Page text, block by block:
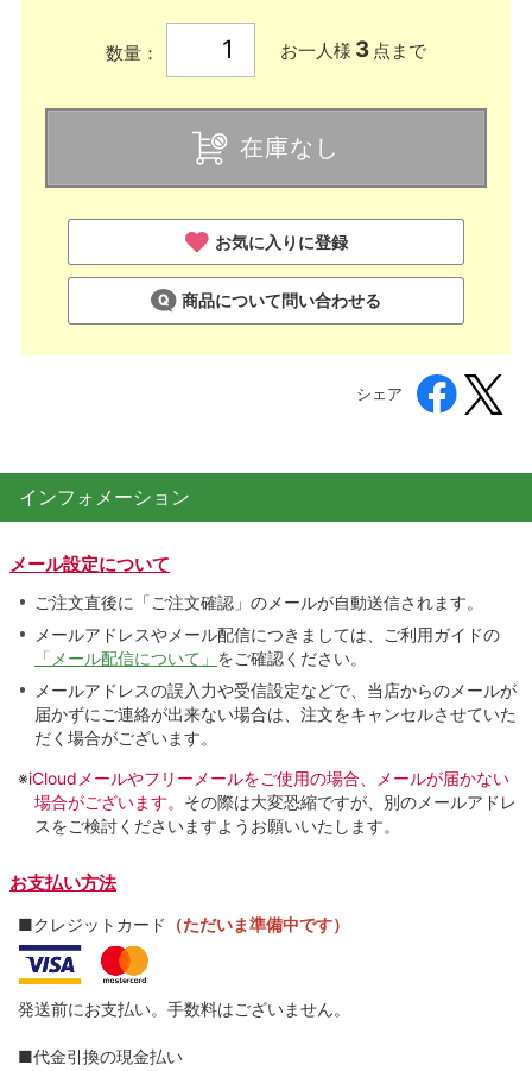
数量： お一人様 3 点まで
在庫なし
お気に入りに登録
商品について問い合わせる
シェア
インフォメーション
メール設定について
ご注文直後に「ご注文確認」のメールが自動送信されます。
メールアドレスやメール配信につきましては、ご利用ガイドの
「メール配信について」 をご確認ください。
メールアドレスの誤入力や受信設定などで、当店からのメールが
届かずにご連絡が出来ない場合は、注文をキャンセルさせていた
だく場合がございます。
※iCloudメールやフリーメールをご使用の場合、メールが届かない
場合がございます。 その際は大変恐縮ですが、別のメールアドレ
スをご検討くださいますようお願いいたします。
お支払い方法
■クレジットカード （ただいま準備中です）
発送前にお支払い。手数料はございません。
■代金引換の現金払い